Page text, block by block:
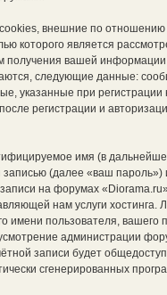
внешние по отношению
которого является
получения вашей
следующие данные:
указанные при
регистрации и
имя (в
(далее «ваш
на форумах
нам услуги хостинга.
имени пользователя, вашего
администрации
записи будет
сгенерированных